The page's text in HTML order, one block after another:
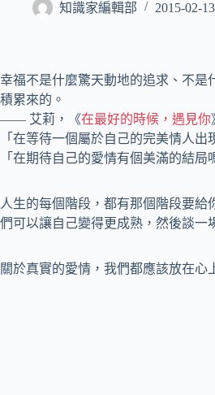
知識家編輯部 2015-02-13
幸福不是什麼驚天動地的追求、不是
積累來的。
—— 艾莉，《在最好的時候，遇見你
「在等待一個屬於自己的完美情人出
「在期待自己的愛情有個美滿的結局
人生的每個階段，都有那個階段要
們可以讓自己變得更成熟，然後談一
關於真實的愛情，我們都應該放在心